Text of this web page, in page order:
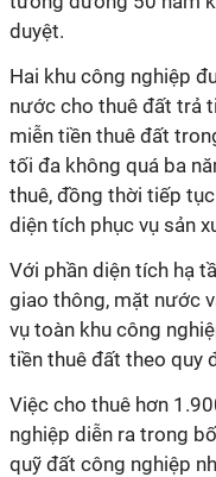
duyệt.
Hai khu công nghiệp
nước cho thuê đất trả
miễn tiền thuê đất
tối đa không quá ba
thuê, đồng thời tiếp
diện tích phục vụ sản
Với phần diện tích hạ
giao thông, mặt nước
vụ toàn khu công
tiền thuê đất theo quy
Việc cho thuê hơn
nghiệp diễn ra trong
quỹ đất công nghiệp